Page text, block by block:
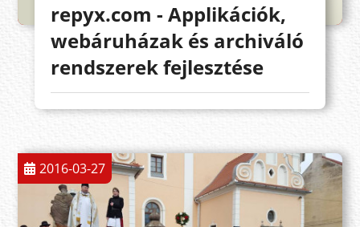
repyx.com - Applikációk,
webáruházak és archiváló
rendszerek fejlesztése
2016-03-27